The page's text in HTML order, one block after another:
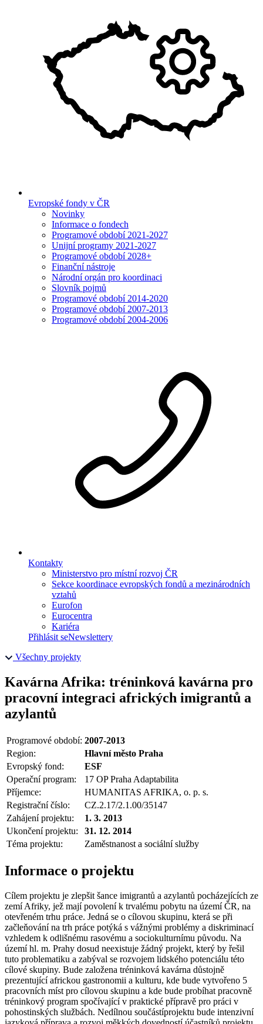
Evropské fondy v ČR
Novinky
Informace o fondech
Programové období 2021-2027
Unijní programy 2021-2027
Programové období 2028+
Finanční nástroje
Národní orgán pro koordinaci
Slovník pojmů
Programové období 2014-2020
Programové období 2007-2013
Programové období 2004-2006
Kontakty
Ministerstvo pro místní rozvoj ČR
Sekce koordinace evropských fondů a mezinárodních
vztahů
Eurofon
Eurocentra
Kariéra
Přihlásit seNewslettery
Všechny projekty
Kavárna Afrika: tréninková kavárna pro
pracovní integraci afrických imigrantů a
azylantů
Programové období: 2007-2013
Region:
Hlavní město Praha
Evropský fond:
ESF
Operační program:
17 OP Praha Adaptabilita
Příjemce:
HUMANITAS AFRIKA, o. p. s.
Registrační číslo:
CZ.2.17/2.1.00/35147
Zahájení projektu:
1. 3. 2013
Ukončení projektu:
31. 12. 2014
Téma projektu:
Zaměstnanost a sociální služby
Informace o projektu
Cílem projektu je zlepšit šance imigrantů a azylantů pocházejících ze
zemí Afriky, jež mají povolení k trvalému pobytu na území ČR, na
otevřeném trhu práce. Jedná se o cílovou skupinu, která se při
začleňování na trh práce potýká s vážnými problémy a diskriminací
vzhledem k odlišnému rasovému a sociokulturnímu původu. Na
území hl. m. Prahy dosud neexistuje žádný projekt, který by řešil
tuto problematiku a zabýval se rozvojem lidského potenciálu této
cílové skupiny. Bude založena tréninková kavárna důstojně
prezentující africkou gastronomii a kulturu, kde bude vytvořeno 5
pracovních míst pro cílovou skupinu a kde bude probíhat pracovně
tréninkový program spočívající v praktické přípravě pro práci v
pohostinských službách. Nedílnou součástíprojektu bude intenzivní